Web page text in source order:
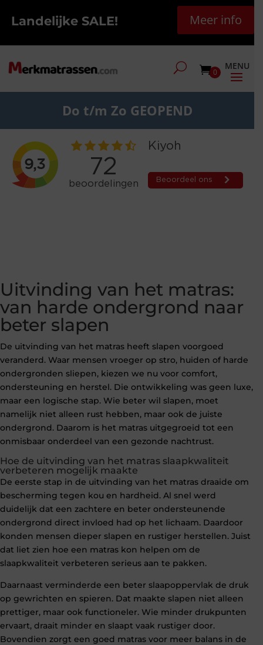
Landelijke SALE! Meer info
0
Do t/m Zo GEOPEND
Uitvinding van het matras:
van harde ondergrond naar
beter slapen
De uitvinding van het matras heeft slapen voorgoed
veranderd. Waar mensen vroeger op stro, huiden of harde
ondergronden sliepen, kiezen we nu voor comfort,
ondersteuning en herstel. Die ontwikkeling was geen luxe,
maar een logische stap. Wie beter wil slapen, moet
namelijk niet alleen rust hebben, maar ook de juiste
ondergrond. Daarom is het matras uitgegroeid tot een
onmisbaar onderdeel van een gezonde nachtrust.
Hoe de uitvinding van het matras slaapkwaliteit
verbeteren mogelijk maakte
De eerste stap in de uitvinding van het matras draaide om
bescherming tegen kou en hardheid. Al snel werd
duidelijk dat een zachtere en beter ondersteunende
ondergrond direct invloed had op het lichaam. Daardoor
konden mensen dieper slapen en rustiger herstellen. Juist
dat liet zien hoe een matras kon helpen om de
slaapkwaliteit verbeteren serieus aan te pakken.
Daarnaast verminderde een beter slaapoppervlak de druk
op gewrichten en spieren. Dat maakte slapen niet alleen
prettiger, maar ook functioneler. Wie minder drukpunten
ervaart, draait minder en slaapt vaak rustiger door.
Bovendien zorgt een goed matras voor meer balans in de